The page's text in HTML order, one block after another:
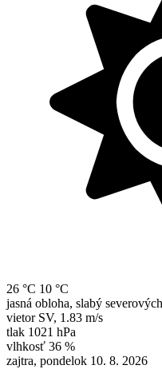
26 °C 10 °C
jasná obloha, slabý
vietor SV, 1.83 m/s
tlak 1021 hPa
vlhkosť 36 %
zajtra, pondelok 10. 8. 2026